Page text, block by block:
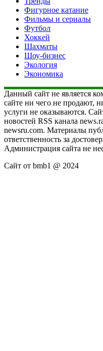
Фигурное катание
Фильмы и сериалы
Футбол
Хоккей
Шахматы
Шоу-бизнес
Экология
Экономика
Данный сайт не является
сайте ни чего не продают,
услуги не оказываются.
новостей RSS канала
newsru.com. Материалы
ответственность за
Администрация сайта не
Сайт от bmb1 @ 2024